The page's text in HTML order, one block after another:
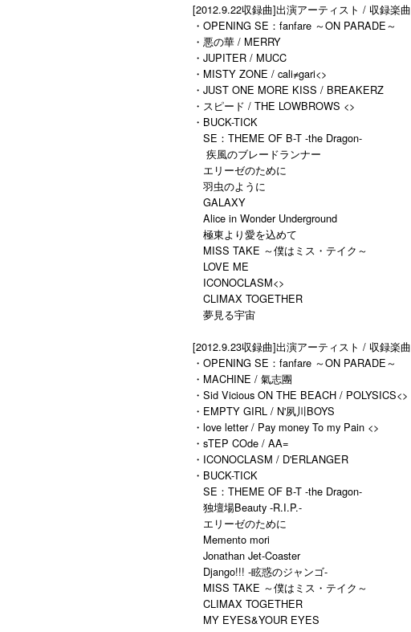
[2012.9.22収録曲]出演アーティスト / 収録楽曲
・OPENING SE：fanfare ～ON PARADE～
・悪の華 / MERRY
・JUPITER / MUCC
・MISTY ZONE / cali≠gari<>
・JUST ONE MORE KISS / BREAKERZ
・スピード / THE LOWBROWS <>
・BUCK-TICK
SE：THEME OF B-T -the Dragon-
疾風のブレードランナー
エリーゼのために
羽虫のように
GALAXY
Alice in Wonder Underground
極東より愛を込めて
MISS TAKE ～僕はミス・テイク～
LOVE ME
ICONOCLASM<>
CLIMAX TOGETHER
夢見る宇宙
[2012.9.23収録曲]出演アーティスト / 収録楽曲
・OPENING SE：fanfare ～ON PARADE～
・MACHINE / 氣志團
・Sid Vicious ON THE BEACH / POLYSICS<>
・EMPTY GIRL / N'夙川BOYS
・love letter / Pay money To my Pain <>
・sTEP COde / AA=
・ICONOCLASM / D'ERLANGER
・BUCK-TICK
SE：THEME OF B-T -the Dragon-
独壇場Beauty -R.I.P.-
エリーゼのために
Memento mori
Jonathan Jet-Coaster
Django!!! -眩惑のジャンゴ-
MISS TAKE ～僕はミス・テイク～
CLIMAX TOGETHER
MY EYES&YOUR EYES